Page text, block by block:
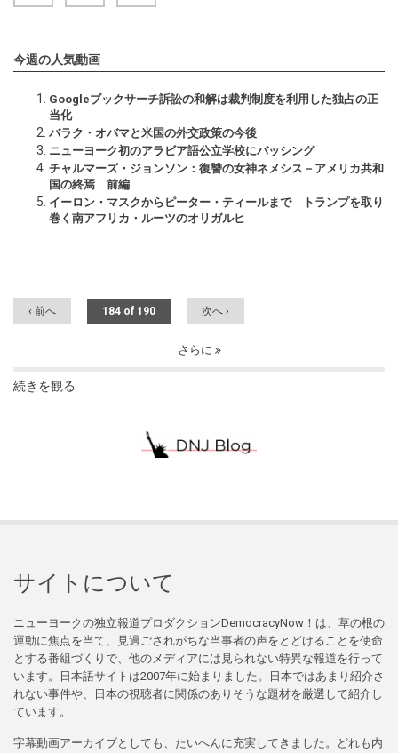
今週の人気動画
Googleブックサーチ訴訟の和解は裁判制度を利用した独占の正
当化
バラク・オバマと米国の外交政策の今後
ニューヨーク初のアラビア語公立学校にバッシング
チャルマーズ・ジョンソン：復讐の女神ネメシス－アメリカ共和
国の終焉 前編
イーロン・マスクからピーター・ティールまで トランプを取り
巻く南アフリカ・ルーツのオリガルヒ
‹ 前へ 184 of 190 次へ ›
さらに
続きを観る
サイトについて
ニューヨークの独立報道プロダクションDemocracyNow！は、草の根の
運動に焦点を当て、見過ごされがちな当事者の声をとどけることを使命
とする番組づくりで、他のメディアには見られない特異な報道を行って
います。日本語サイトは2007年に始まりました。日本ではあまり紹介さ
れない事件や、日本の視聴者に関係のありそうな題材を厳選して紹介し
ています。
字幕動画アーカイブとしても、たいへんに充実してきました。どれも内